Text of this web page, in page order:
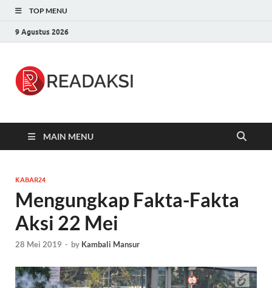
TOP MENU
9 Agustus 2026
MAIN MENU
KABAR24
Mengungkap Fakta-Fakta
Aksi 22 Mei
28 Mei 2019 - by Kambali Mansur